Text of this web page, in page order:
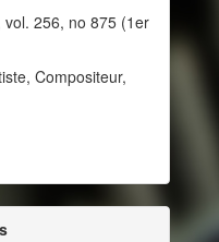
256, no 875 (1er
Compositeur,